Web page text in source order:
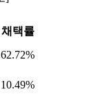
채택률
62.72%
10.49%